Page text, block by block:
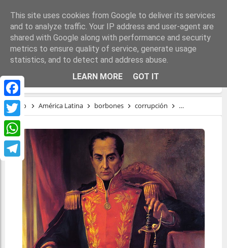
Facebook
Twitter
WhatsApp
Telegram
SOBRE BOLÍVAR Y LOS BORBONES
Inicio América Latina borbones corrupción monarquía
This site uses cookies from Google to deliver its services
and to analyze traffic. Your IP address and user-agent are
shared with Google along with performance and security
metrics to ensure quality of service, generate usage
statistics, and to detect and address abuse.
LEARN MORE
GOT IT